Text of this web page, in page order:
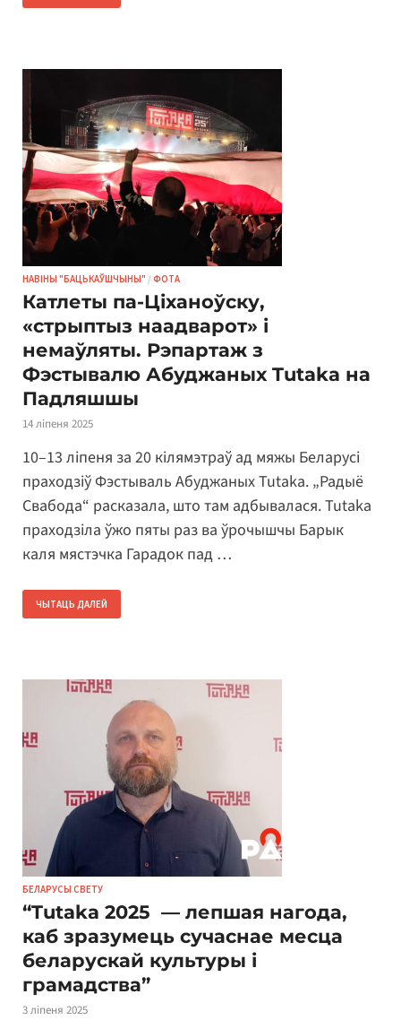
НАВІНЫ "БАЦЬКАЎШЧЫНЫ" /ФОТА
Катлеты па-Ціханоўску,
«стрыптыз наадварот» і
немаўляты. Рэпартаж з
Фэстывалю Абуджаных Tutaka на
Падляшшы
14 ліпеня 2025
10–13 ліпеня за 20 кілямэтраў ад мяжы Беларусі
праходзіў Фэстываль Абуджаных Tutaka. „Радыё
Свабода“ расказала, што там адбывалася. Tutaka
праходзіла ўжо пяты раз ва ўрочышчы Барык
каля мястэчка Гарадок пад …
ЧЫТАЦЬ ДАЛЕЙ
БЕЛАРУСЫ СВЕТУ
“Tutaka 2025 — лепшая нагода,
каб зразумець сучаснае месца
беларускай культуры і
грамадства”
3 ліпеня 2025